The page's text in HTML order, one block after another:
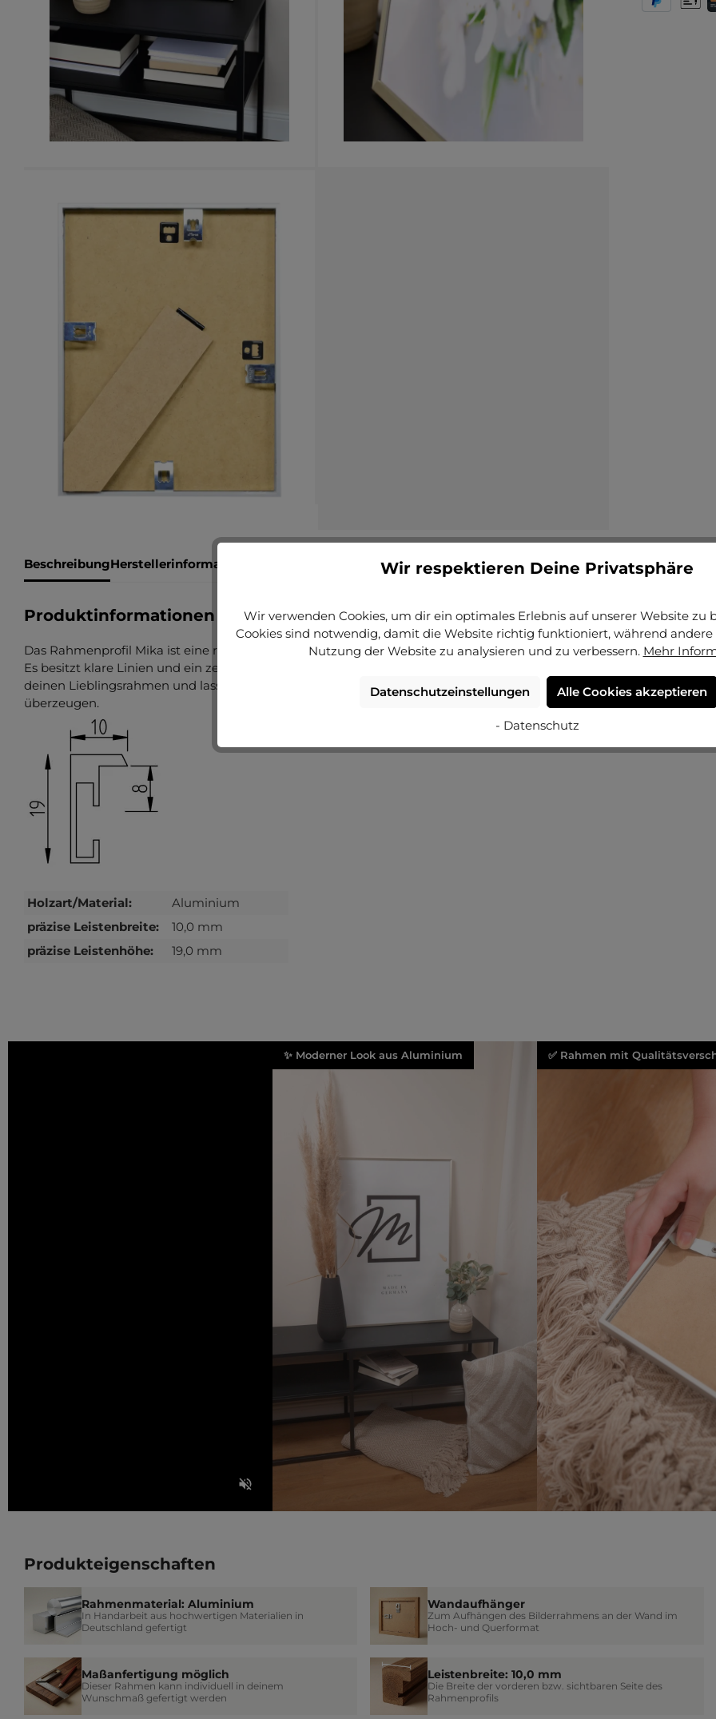
BeschreibungHerstellerinformationen
Produktinformationen "Bilderrahmen Aluminium Mika"
Das Rahmenprofil Mika ist eine robuste, stabile Aluminiumleiste mit einer eloxierten Oberfläche.
Es besitzt klare Linien und ein zeitloses, modernes, Design. Finde in der Farbvielfalt dieser Leiste
deinen Lieblingsrahmen und lass dich vom hervorragenden Preis-Leistungsverhältnis
überzeugen.
Holzart/Material:
Aluminium
präzise Leistenbreite:
10,0 mm
präzise Leistenhöhe:
19,0 mm
PayPal
✨ Moderner Look aus Aluminium ✅ Rahmen mit
Produkteigenschaften
Rahmenmaterial: Aluminium
In Handarbeit aus hochwertigen Materialien in
Deutschland gefertigt
Wandaufhänger
Zum Aufhängen des Bilderrahmens an der Wand im
Hoch- und Querformat
Maßanfertigung möglich
Dieser Rahmen kann individuell in deinem
Wunschmaß gefertigt werden
Leistenbreite: 10,0 mm
Die Breite der vorderen bzw. sichtbaren Seite des
Rahmenprofils
Wir respektieren Deine Privatsphäre
Wir verwenden Cookies, um dir ein optimales Erlebnis auf unserer Website zu
Cookies sind notwendig, damit die Website richtig funktioniert, während andere
Nutzung der Website zu analysieren und zu verbessern. Mehr
Datenschutzeinstellungen Alle Cookies akzeptieren
- Datenschutz